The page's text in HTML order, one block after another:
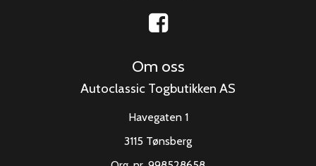
Om oss
Autoclassic Togbutikken AS
Havegaten 1
3115 Tønsberg